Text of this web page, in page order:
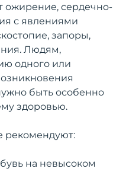
ожирение, сердечно-
с явлениями
запоры,
Людям,
одного или
быть особенно
здоровью.
рекомендуют:
на невысоком